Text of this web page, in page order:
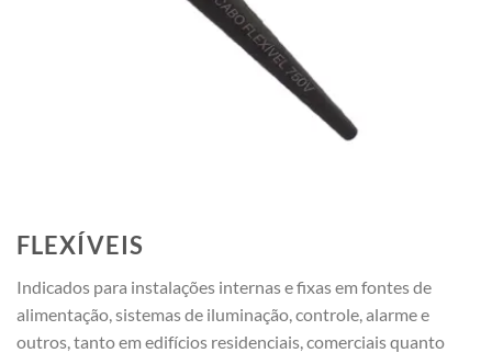
FLEXÍVEIS
Indicados para instalações internas e fixas em fontes de
alimentação, sistemas de iluminação, controle, alarme e
outros, tanto em edifícios residenciais, comerciais quanto